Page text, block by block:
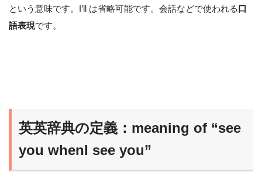
という意味です。I’ll は省略可能です。会話などで使われる口
語表現です。
英英辞典の定義：meaning of “see
you whenI see you”